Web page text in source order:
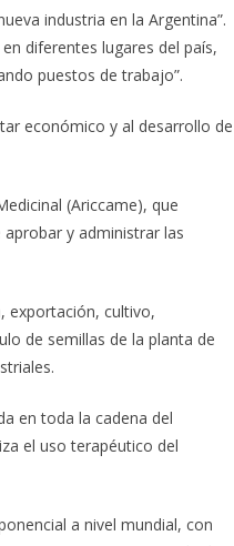
industria en la Argentina”.
diferentes lugares del país,
puestos de trabajo”.
económico y al desarrollo de
(Ariccame), que
y administrar las
exportación, cultivo,
de semillas de la planta de
en toda la cadena del
el uso terapéutico del
a nivel mundial, con